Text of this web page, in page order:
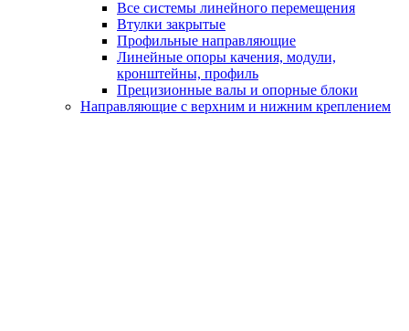
Все системы линейного перемещения
Втулки закрытые
Профильные направляющие
Линейные опоры качения, модули,
кронштейны, профиль
Прецизионные валы и опорные блоки
Направляющие с верхним и нижним креплением